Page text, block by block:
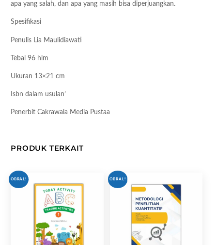
apa yang salah, dan apa yang masih bisa diperjuangkan.
Spesifikasi
Penulis Lia Maulidiawati
Tebal 96 hlm
Ukuran 13×21 cm
Isbn dalam usulan’
Penerbit Cakrawala Media Pustaa
PRODUK TERKAIT
OBRAL! OBRAL!